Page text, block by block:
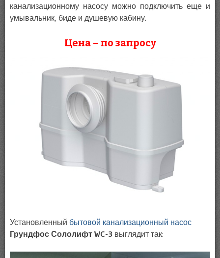
канализационному насосу можно подключить еще и
умывальник, биде и душевую кабину.
Цена – по запросу
Установленный бытовой канализационный насос
Грундфос Сололифт WC-3 выглядит так: